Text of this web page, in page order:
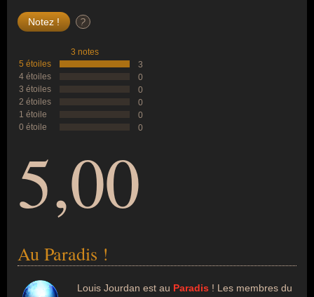
?
3 notes
5 étoiles
3
4 étoiles
0
3 étoiles
0
2 étoiles
0
1 étoile
0
0 étoile
0
5,00
Au Paradis !
Louis Jourdan est au Paradis ! Les membres du